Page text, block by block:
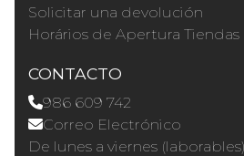
Solicitar una devolución
Horários de Apertura Tiendas
CONTACTO
986 609 742
Correo Electrónico
De lunes a viernes (laborables)